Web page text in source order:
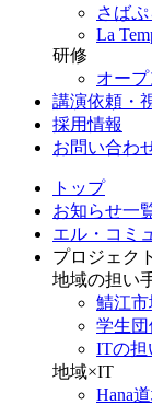
さばぷ
La
研修
オー
講演依頼・
採用情報
お問い合わ
トップ
お知らせ一
エル・コミ
プロジェク
地域の担い
鯖江市
学生団
ITの担
地域×IT
Hana